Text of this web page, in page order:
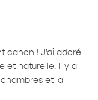
canon ! J’ai adoré
et naturelle. Il y a
chambres et la